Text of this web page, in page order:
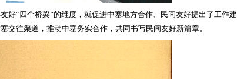
好“四个桥梁”的维度，就促进中塞地方合作、民间友好提出了工作建
往渠道，推动中塞务实合作，共同书写民间友好新篇章。